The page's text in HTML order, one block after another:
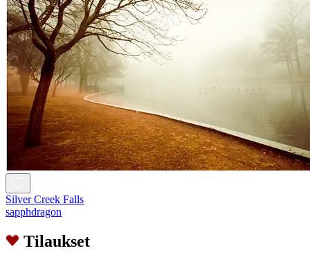
Silver Creek Falls
sapphdragon
Tilaukset